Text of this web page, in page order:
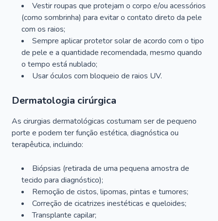
Vestir roupas que protejam o corpo e/ou acessórios
(como sombrinha) para evitar o contato direto da pele
com os raios;
Sempre aplicar protetor solar de acordo com o tipo
de pele e a quantidade recomendada, mesmo quando
o tempo está nublado;
Usar óculos com bloqueio de raios UV.
Dermatologia cirúrgica
As cirurgias dermatológicas costumam ser de pequeno
porte e podem ter função estética, diagnóstica ou
terapêutica, incluindo:
Biópsias (retirada de uma pequena amostra de
tecido para diagnóstico);
Remoção de cistos, lipomas, pintas e tumores;
Correção de cicatrizes inestéticas e queloides;
Transplante capilar;